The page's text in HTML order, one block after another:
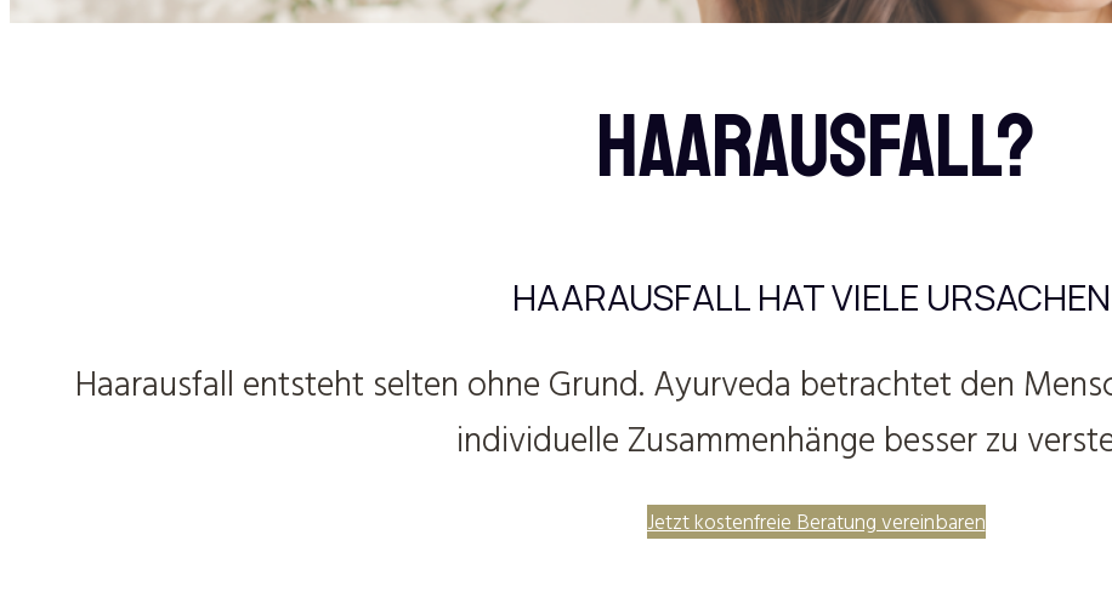
HAARAUSFALL?
HAARAUSFALL HAT VIELE
Haarausfall entsteht selten ohne Grund. Ayurveda betrachtet den
individuelle Zusammenhänge besser zu
Jetzt kostenfreie Beratung vereinbaren